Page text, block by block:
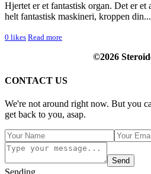
Hjertet er et fantastisk organ. Det er et
helt fantastisk maskineri, kroppen
0 likes Read more
©2026
CONTACT US
We're not around right now. But you
get back to you, asap.
Send
Sending